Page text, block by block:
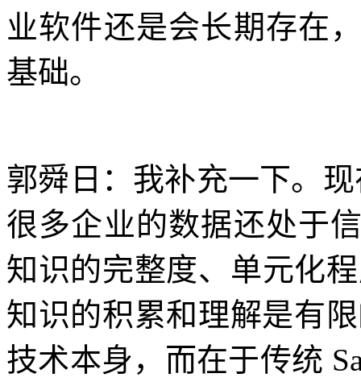
业软件还是会长期存在
基础。
郭舜日：我补充一下。
很多企业的数据还处于
知识的完整度、单元化
知识的积累和理解是有
技术本身，而在于传统